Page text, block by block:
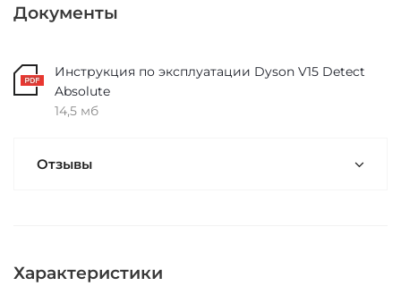
Документы
Инструкция по эксплуатации Dyson V15 Detect
Absolute
14,5 мб
Отзывы
Характеристики